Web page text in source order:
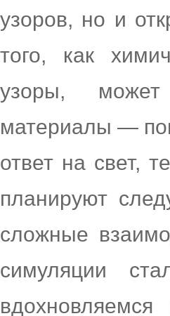
узоров, но и
того, как
узоры, может
материалы —
ответ на свет,
планируют
сложные
симуляции